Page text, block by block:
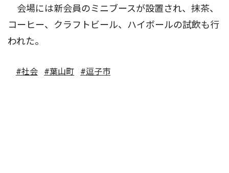
会場には新会員のミニブースが設置され、抹茶、
コーヒー、クラフトビール、ハイボールの試飲も行
われた。
#社会 #葉山町 #逗子市